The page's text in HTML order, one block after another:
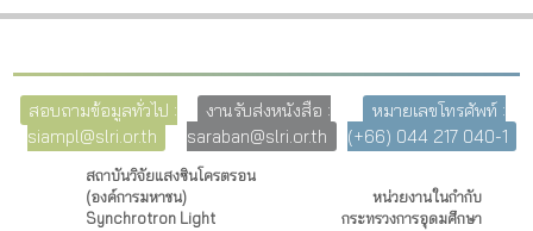
สอบถามข้อมูลทั่วไป :
siampl@slri.or.th
งานรับส่งหนังสือ :
saraban@slri.or.th
หมายเลขโทรศัพท์ :
(+66) 044 217 040-1
สถาบันวิจัยแสงซินโครตรอน
(องค์การมหาชน)
Synchrotron Light
หน่วยงานในกำกับ
กระทรวงการอุดมศึกษา